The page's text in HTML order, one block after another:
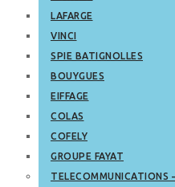
LAFARGE
VINCI
SPIE BATIGNOLLES
BOUYGUES
EIFFAGE
COLAS
COFELY
GROUPE FAYAT
TELECOMMUNICATIONS